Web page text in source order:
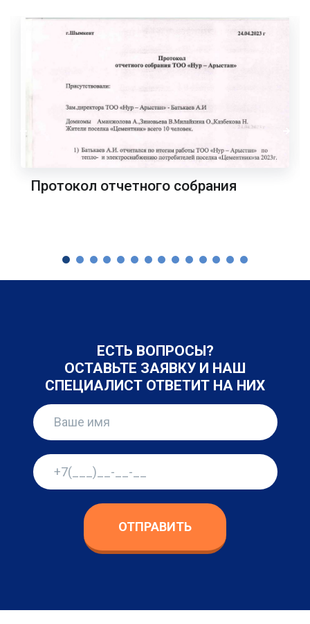
Протокол отчетного собрания
ЕСТЬ ВОПРОСЫ?
ОСТАВЬТЕ ЗАЯВКУ И НАШ
СПЕЦИАЛИСТ ОТВЕТИТ НА НИХ
ОТПРАВИТЬ